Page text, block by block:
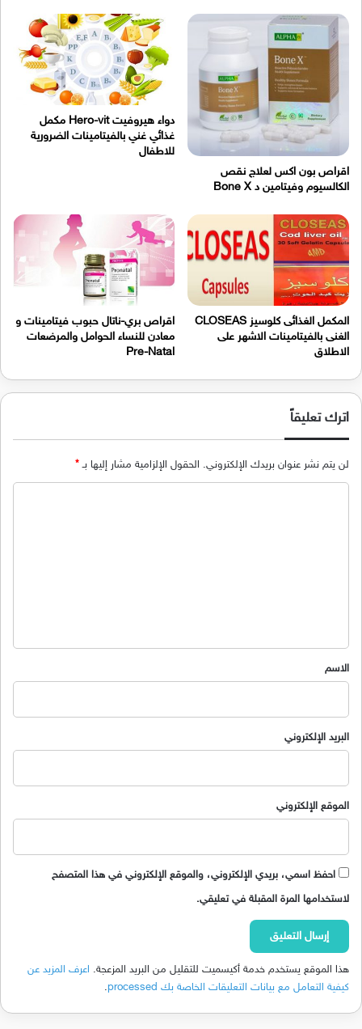
اقراص بون اكس لعلاج نقص
الكالسيوم وفيتامين د Bone X
دواء هيروفيت Hero-vit مكمل
غذائي غني بالفيتامينات الضرورية
للاطفال
المكمل الغذائى كلوسيز CLOSEAS
الغنى بالفيتامينات الاشهر على
الاطلاق
اقراص بري-ناتال حبوب فيتامينات و
معادن للنساء الحوامل والمرضعات
Pre-Natal
اترك تعليقاً
لن يتم نشر عنوان بريدك الإلكتروني. الحقول الإلزامية مشار إليها بـ*
*
الاسم
البريد الإلكتروني
الموقع الإلكتروني
احفظ اسمي، بريدي الإلكتروني، والموقع الإلكتروني في هذا المتصفح
لاستخدامها المرة المقبلة في تعليقي.
هذا الموقع يستخدم خدمة أكيسميت للتقليل من البريد المزعجة. اعرف المزيد عن
كيفية التعامل مع بيانات التعليقات الخاصة بك processed
.